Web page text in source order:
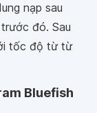
nạp sau
đó. Sau
tốc độ từ từ
Bluefish